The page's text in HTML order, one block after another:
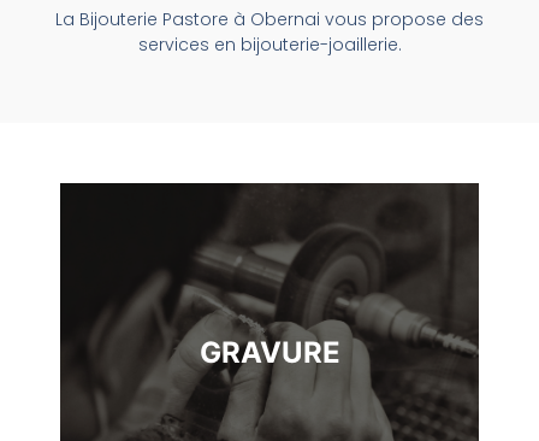
La Bijouterie Pastore à Obernai vous propose des
services en bijouterie-joaillerie.
GRAVURE